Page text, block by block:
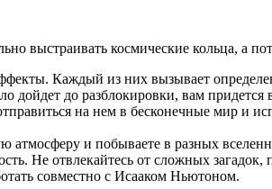
выстраивать космические кольца, а
Каждый из них вызывает
до разблокировки, вам придется
на нем в бесконечные мир и
атмосферу и побываете в разных
Не отвлекайтесь от сложных загадок,
совместно с Исааком Ньютоном.